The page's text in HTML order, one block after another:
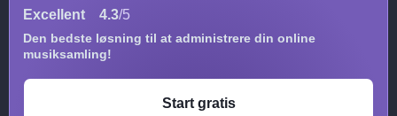
Excellent 4.3/5
Den bedste løsning til at administrere din online
musiksamling!
Start gratis